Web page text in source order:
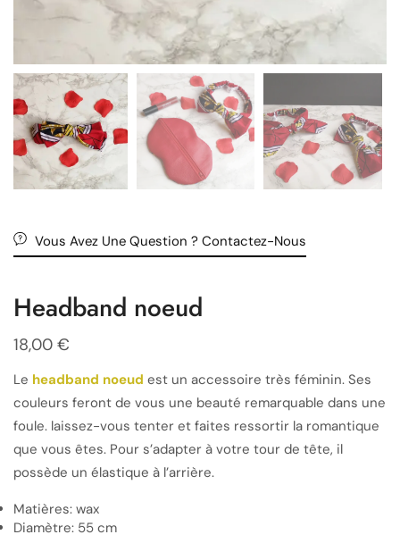
Vous Avez Une Question ? Contactez-Nous
Headband noeud
18,00 €
Le headband noeud est un accessoire très féminin. Ses
couleurs feront de vous une beauté remarquable dans une
foule. laissez-vous tenter et faites ressortir la romantique
que vous êtes. Pour s’adapter à votre tour de tête, il
possède un élastique à l’arrière.
Matières: wax
Diamètre: 55 cm